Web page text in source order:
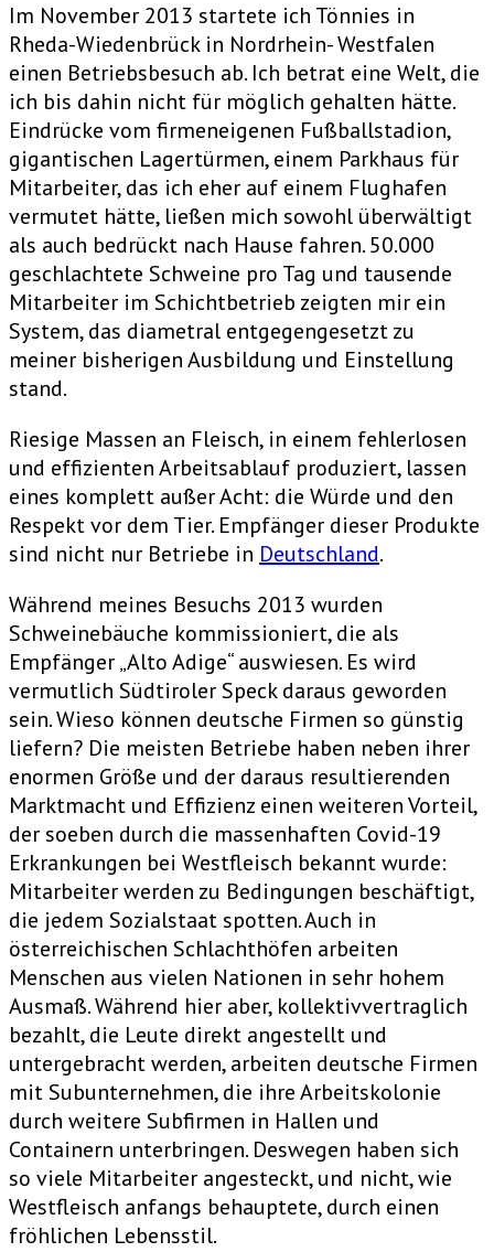
Im November 2013 startete ich Tönnies in
Rheda-Wiedenbrück in Nordrhein- Westfalen
einen Betriebsbesuch ab. Ich betrat eine Welt, die
ich bis dahin nicht für möglich gehalten hätte.
Eindrücke vom firmeneigenen Fußballstadion,
gigantischen Lagertürmen, einem Parkhaus für
Mitarbeiter, das ich eher auf einem Flughafen
vermutet hätte, ließen mich sowohl überwältigt
als auch bedrückt nach Hause fahren. 50.000
geschlachtete Schweine pro Tag und tausende
Mitarbeiter im Schichtbetrieb zeigten mir ein
System, das diametral entgegengesetzt zu
meiner bisherigen Ausbildung und Einstellung
stand.
Riesige Massen an Fleisch, in einem fehlerlosen
und effizienten Arbeitsablauf produziert, lassen
eines komplett außer Acht: die Würde und den
Respekt vor dem Tier. Empfänger dieser Produkte
sind nicht nur Betriebe in Deutschland.
Während meines Besuchs 2013 wurden
Schweinebäuche kommissioniert, die als
Empfänger „Alto Adige“ auswiesen. Es wird
vermutlich Südtiroler Speck daraus geworden
sein. Wieso können deutsche Firmen so günstig
liefern? Die meisten Betriebe haben neben ihrer
enormen Größe und der daraus resultierenden
Marktmacht und Effizienz einen weiteren Vorteil,
der soeben durch die massenhaften Covid-19
Erkrankungen bei Westfleisch bekannt wurde:
Mitarbeiter werden zu Bedingungen beschäftigt,
die jedem Sozialstaat spotten. Auch in
österreichischen Schlachthöfen arbeiten
Menschen aus vielen Nationen in sehr hohem
Ausmaß. Während hier aber, kollektivvertraglich
bezahlt, die Leute direkt angestellt und
untergebracht werden, arbeiten deutsche Firmen
mit Subunternehmen, die ihre Arbeitskolonie
durch weitere Subfirmen in Hallen und
Containern unterbringen. Deswegen haben sich
so viele Mitarbeiter angesteckt, und nicht, wie
Westfleisch anfangs behauptete, durch einen
fröhlichen Lebensstil.